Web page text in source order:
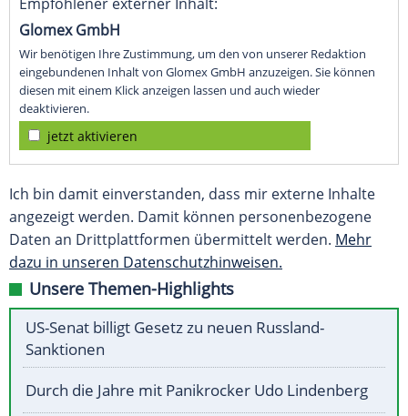
Glomex GmbH
Wir benötigen Ihre Zustimmung, um den von unserer Redaktion
eingebundenen Inhalt von Glomex GmbH anzuzeigen. Sie können
diesen mit einem Klick anzeigen lassen und auch wieder
deaktivieren.
jetzt aktivieren
Ich bin damit einverstanden, dass mir externe Inhalte
angezeigt werden. Damit können personenbezogene
Daten an Drittplattformen übermittelt werden. Mehr
dazu in unseren Datenschutzhinweisen.
Unsere Themen-Highlights
US-Senat billigt Gesetz zu neuen Russland-
Sanktionen
Durch die Jahre mit Panikrocker Udo Lindenberg